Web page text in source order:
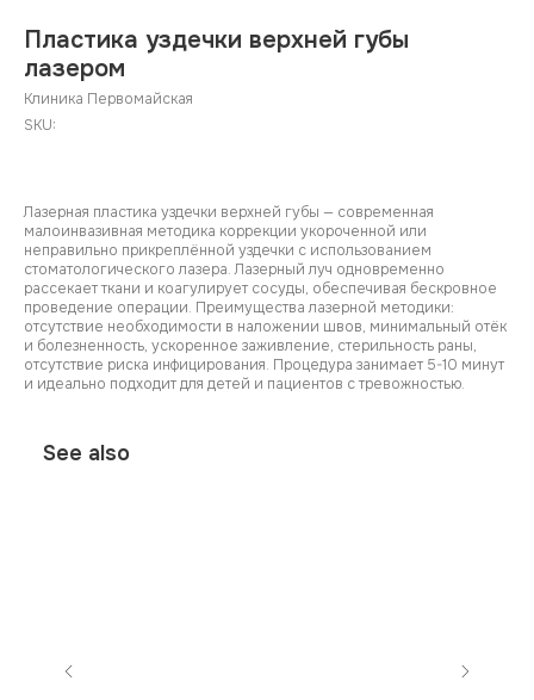
Пластика уздечки верхней губы
лазером
Клиника Первомайская
SKU:
Лазерная пластика уздечки верхней губы — современная
малоинвазивная методика коррекции укороченной или
неправильно прикреплённой уздечки с использованием
стоматологического лазера. Лазерный луч одновременно
рассекает ткани и коагулирует сосуды, обеспечивая бескровное
проведение операции. Преимущества лазерной методики:
отсутствие необходимости в наложении швов, минимальный отёк
и болезненность, ускоренное заживление, стерильность раны,
отсутствие риска инфицирования. Процедура занимает 5-10 минут
и идеально подходит для детей и пациентов с тревожностью.
See also